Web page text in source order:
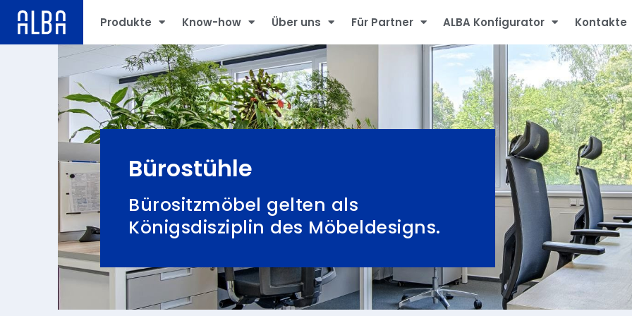
Produkte Know-how Über uns Für Partner ALBA Konfigurator Kontakte
Bürostühle
Bürositzmöbel gelten als
Königsdisziplin des Möbeldesigns.